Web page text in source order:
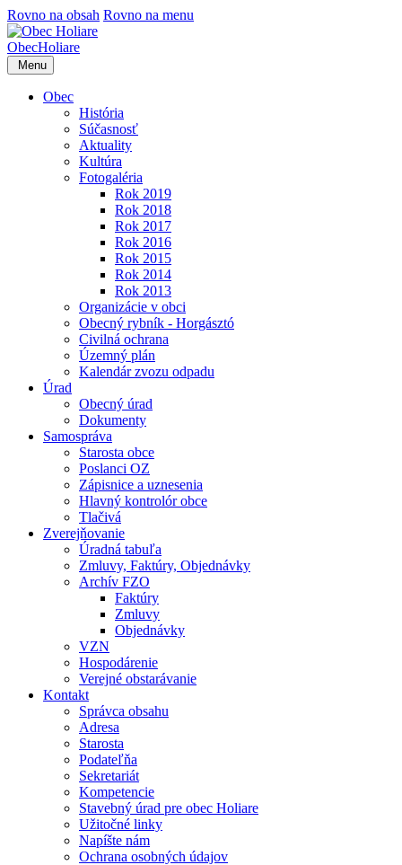
Rovno na obsah Rovno na menu
ObecHoliare
Menu
Obec
História
Súčasnosť
Aktuality
Kultúra
Fotogaléria
Rok 2019
Rok 2018
Rok 2017
Rok 2016
Rok 2015
Rok 2014
Rok 2013
Organizácie v obci
Obecný rybník - Horgásztó
Civilná ochrana
Územný plán
Kalendár zvozu odpadu
Úrad
Obecný úrad
Dokumenty
Samospráva
Starosta obce
Poslanci OZ
Zápisnice a uznesenia
Hlavný kontrolór obce
Tlačivá
Zverejňovanie
Úradná tabuľa
Zmluvy, Faktúry, Objednávky
Archív FZO
Faktúry
Zmluvy
Objednávky
VZN
Hospodárenie
Verejné obstarávanie
Kontakt
Správca obsahu
Adresa
Starosta
Podateľňa
Sekretariát
Kompetencie
Stavebný úrad pre obec Holiare
Užitočné linky
Napíšte nám
Ochrana osobných údajov